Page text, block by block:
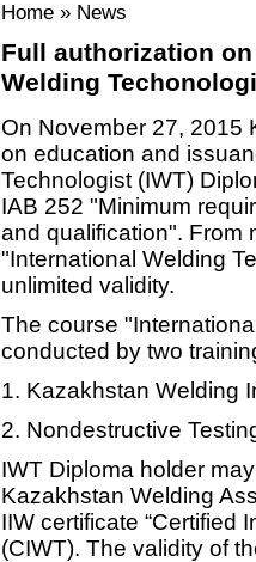
Home» News
Full authorization
Welding
On November 27, 2015
on education and
Technologist (IWT)
IAB 252 "Minimum
and qualification". From
"International Welding
unlimited validity.
The course
conducted by two
1. Kazakhstan Welding
2. Nondestructive
IWT Diploma holder
Kazakhstan Welding
IIW certificate “Certified
(CIWT). The validity of